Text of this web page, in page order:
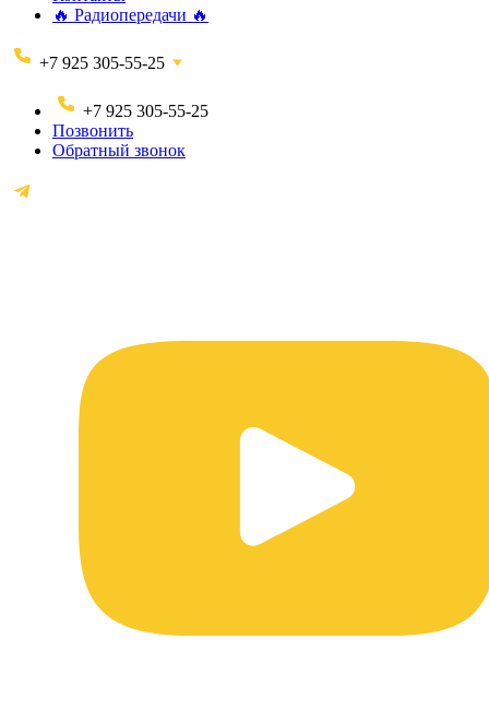
🔥 Радиопередачи 🔥
+7 925 305-55-25
+7 925 305-55-25
Позвонить
Обратный звонок